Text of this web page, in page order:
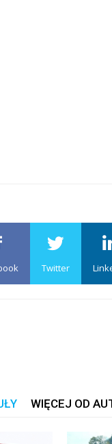
Twitter
WIĘCEJ OD